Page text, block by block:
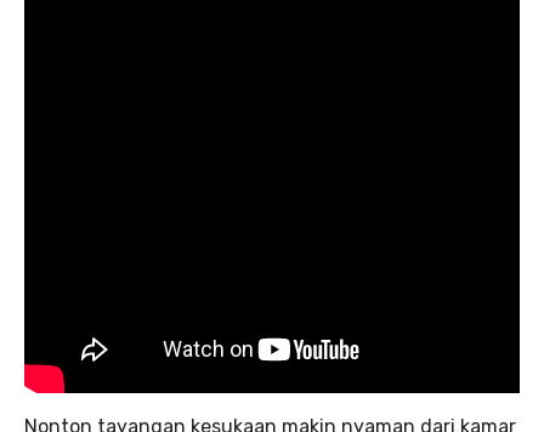
Nonton tayangan kesukaan makin nyaman dari kamar